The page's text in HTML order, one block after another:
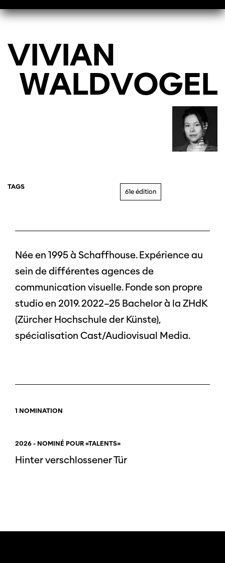
VIVIAN
WALDVOGEL
TAGS
61e édition
Née en 1995 à Schaffhouse. Expérience au
sein de différentes agences de
communication visuelle. Fonde son propre
studio en 2019. 2022–25 Bachelor à la ZHdK
(Zürcher Hochschule der Künste),
spécialisation Cast/Audiovisual Media.
1 NOMINATION
2026 - NOMINÉ POUR «TALENTS»
Hinter verschlossener Tür